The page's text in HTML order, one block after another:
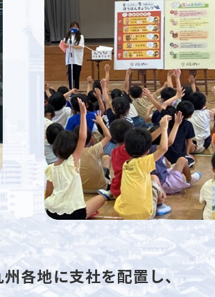
各地に支社を配置し、